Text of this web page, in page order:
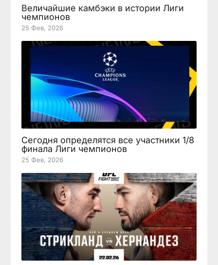
Величайшие камбэки в истории Лиги
чемпионов
25 Фев, 2026
Сегодня определятся все участники 1/8
финала Лиги чемпионов
25 Фев, 2026